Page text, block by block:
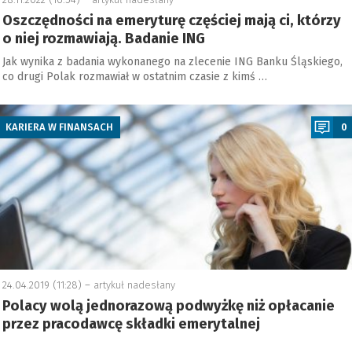
Oszczędności na emeryturę częściej mają ci, którzy
o niej rozmawiają. Badanie ING
Jak wynika z badania wykonanego na zlecenie ING Banku Śląskiego,
co drugi Polak rozmawiał w ostatnim czasie z kimś …
KARIERA W FINANSACH 0
24.04.2019 (11:28) – artykuł nadesłany
Polacy wolą jednorazową podwyżkę niż opłacanie
przez pracodawcę składki emerytalnej